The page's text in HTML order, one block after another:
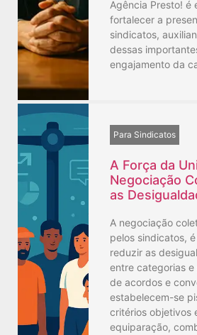
Agência Presto! é
fortalecer a
sindicatos,
dessas
engajamento da
Para Sindicatos
A Força da
Negociação
as
A negociação
pelos sindicatos,
reduzir as
entre categorias
de acordos e
estabelecem-se
critérios objetivos
equiparação,